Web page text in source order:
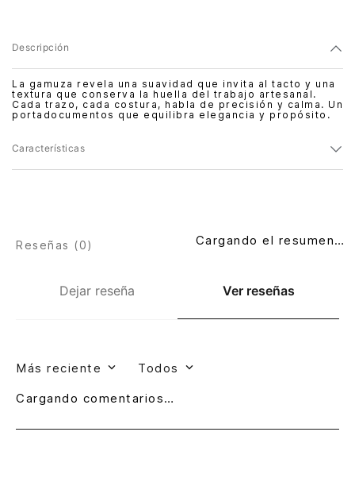
Descripción
La gamuza revela una suavidad que invita al tacto y una
textura que conserva la huella del trabajo artesanal.
Cada trazo, cada costura, habla de precisión y calma. Un
portadocumentos que equilibra elegancia y propósito.
Características
Dejar reseña Ver reseñas
Reseñas (0) Cargando el resumen…
Más reciente Todos
Cargando comentarios…